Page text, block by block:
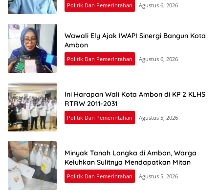
Politik Dan Pemerintahan Agustus 6, 2026
Wawali Ely Ajak IWAPI Sinergi Bangun Kota
Ambon
Politik Dan Pemerintahan Agustus 6, 2026
Ini Harapan Wali Kota Ambon di KP 2 KLHS
RTRW 2011-2031
Politik Dan Pemerintahan Agustus 5, 2026
Minyak Tanah Langka di Ambon, Warga
Keluhkan Sulitnya Mendapatkan Mitan
Politik Dan Pemerintahan Agustus 5, 2026